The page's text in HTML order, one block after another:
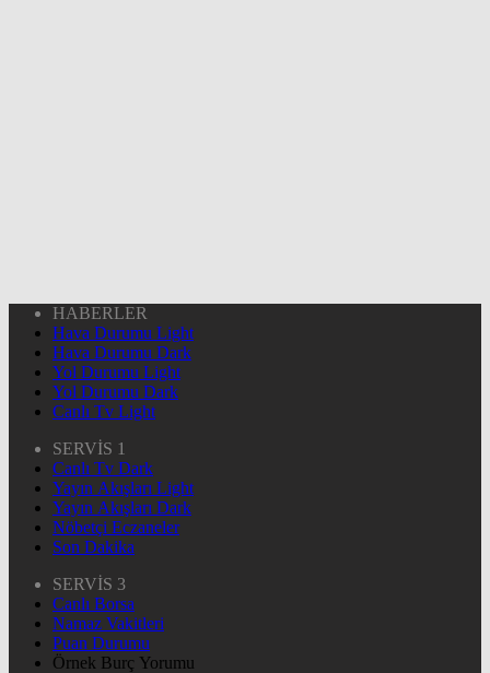
HABERLER
Hava Durumu Light
Hava Durumu Dark
Yol Durumu Light
Yol Durumu Dark
Canlı Tv Light
SERVİS 1
Canlı Tv Dark
Yayın Akışları Light
Yayın Akışları Dark
Nöbetçi Eczaneler
Son Dakika
SERVİS 3
Canlı Borsa
Namaz Vakitleri
Puan Durumu
Örnek Burç Yorumu